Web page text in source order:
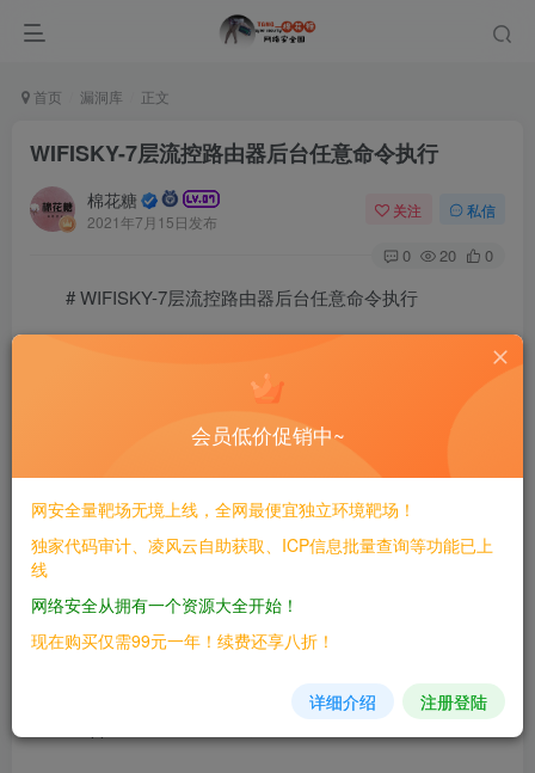
首页 漏洞库 正文
WIFISKY-7层流控路由器后台任意命令执行
棉花糖
2021年7月15日发布
关注 私信
0 20 0
# WIFISKY-7层流控路由器后台任意命令执行
任意命令执行，攻击者可以通过登录弱口令进入后台执行任
## 漏洞影响
> WIFISKY-7层流控路由器
会员低价促销中~
网安全量靶场无境上线，全网最便宜独立环境靶场！
独家代码审计、凌风云自助获取、ICP信息批量查询等功能已上
线
网络安全从拥有一个资源大全开始！
现在购买仅需99元一年！续费还享八折！
详细介绍 注册登陆